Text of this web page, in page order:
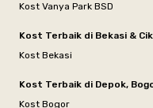
Kost Vanya Park BSD
Kost Terbaik di Bekasi &
Kost Bekasi
Kost Terbaik di Depok,
Kost Bogor